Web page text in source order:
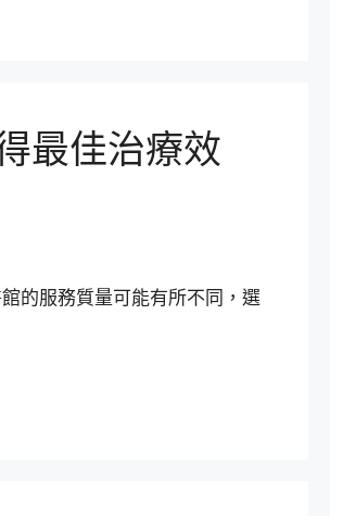
最佳治療效
的服務質量可能有所不同，選